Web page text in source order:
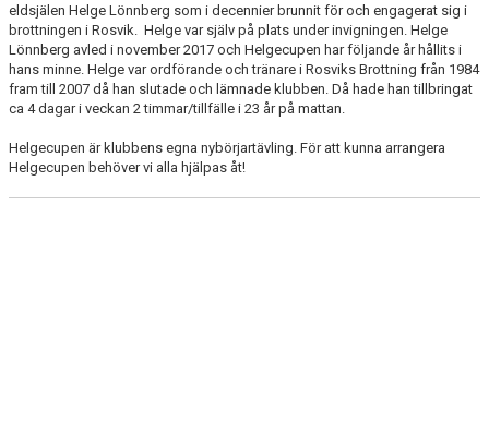
>> NYHETSARKIVET
>> KONTAKT
| MEDLEMSKAP I BROTTNINGEN
eldsjälen Helge Lönnberg som i decennier brunnit för och engagerat sig i
brottningen i Rosvik. Helge var själv på plats under invigningen. Helge
Lönnberg avled i november 2017 och Helgecupen har följande år hållits i
hans minne. Helge var ordförande och tränare i Rosviks Brottning från 1984
fram till 2007 då han slutade och lämnade klubben. Då hade han tillbringat
ca 4 dagar i veckan 2 timmar/tillfälle i 23 år på mattan.
Helgecupen är klubbens egna nybörjartävling. För att kunna arrangera
Helgecupen behöver vi alla hjälpas åt!